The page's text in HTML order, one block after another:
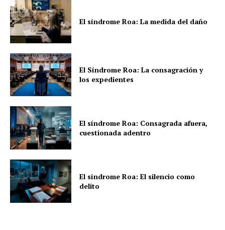
El síndrome Roa: La medida del daño
El Síndrome Roa: La consagración y
los expedientes
El síndrome Roa: Consagrada afuera,
cuestionada adentro
El síndrome Roa: El silencio como
delito